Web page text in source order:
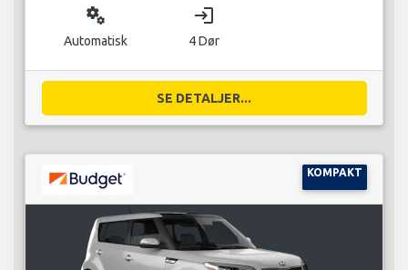
miscellaneous_services
Automatisk
login
4 Dør
SE DETALJER...
KOMPAKT